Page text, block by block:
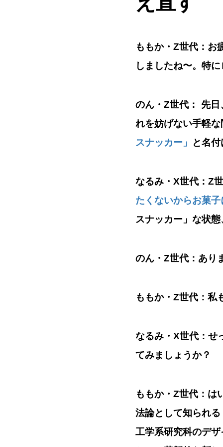
ももか・Z世代： お
しましたね〜。特
のん・Z世代：
先日
れを妨げない手軽
スナッカー」
と名
なるみ・X世代： Z
たくないからお菓
スナッカー」な状
のん・Z世代： あり
ももか・Z世代： 私
なるみ・X世代： せ
てみましょうか？
ももか・Z世代： は
法論として知られる
工学系研究科のデ